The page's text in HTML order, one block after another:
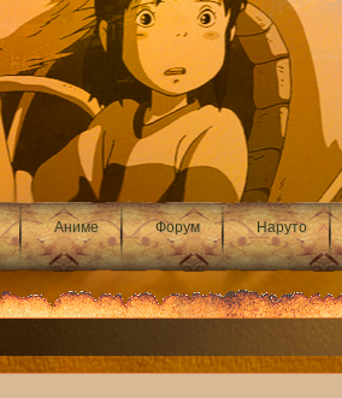
Аниме Форум Наруто